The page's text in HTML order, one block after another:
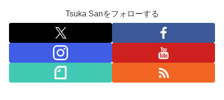
Tsuka Sanをフォローする